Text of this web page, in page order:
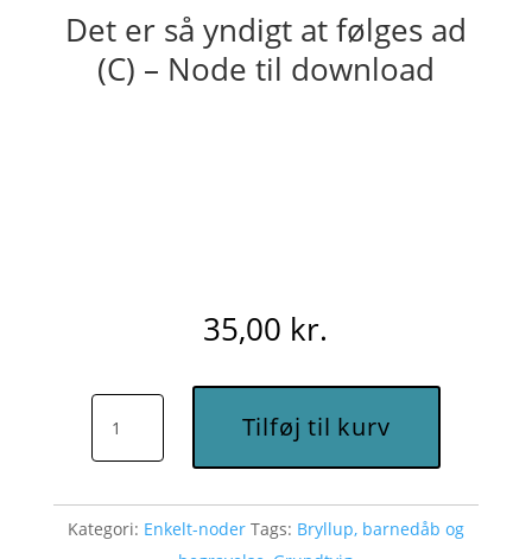
Det er så yndigt at følges ad
(C) – Node til download
35,00 kr.
yndigt
at
Tilføj til kurv
Kategori: Enkelt-noder Tags: Bryllup, barnedåb og